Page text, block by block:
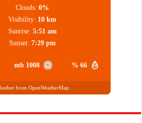
66 %
1008 mb
Clouds: 0%
Visibility: 10 km
Sunrise: 5:51 am
Sunset: 7:29 pm
from OpenWeatherMap